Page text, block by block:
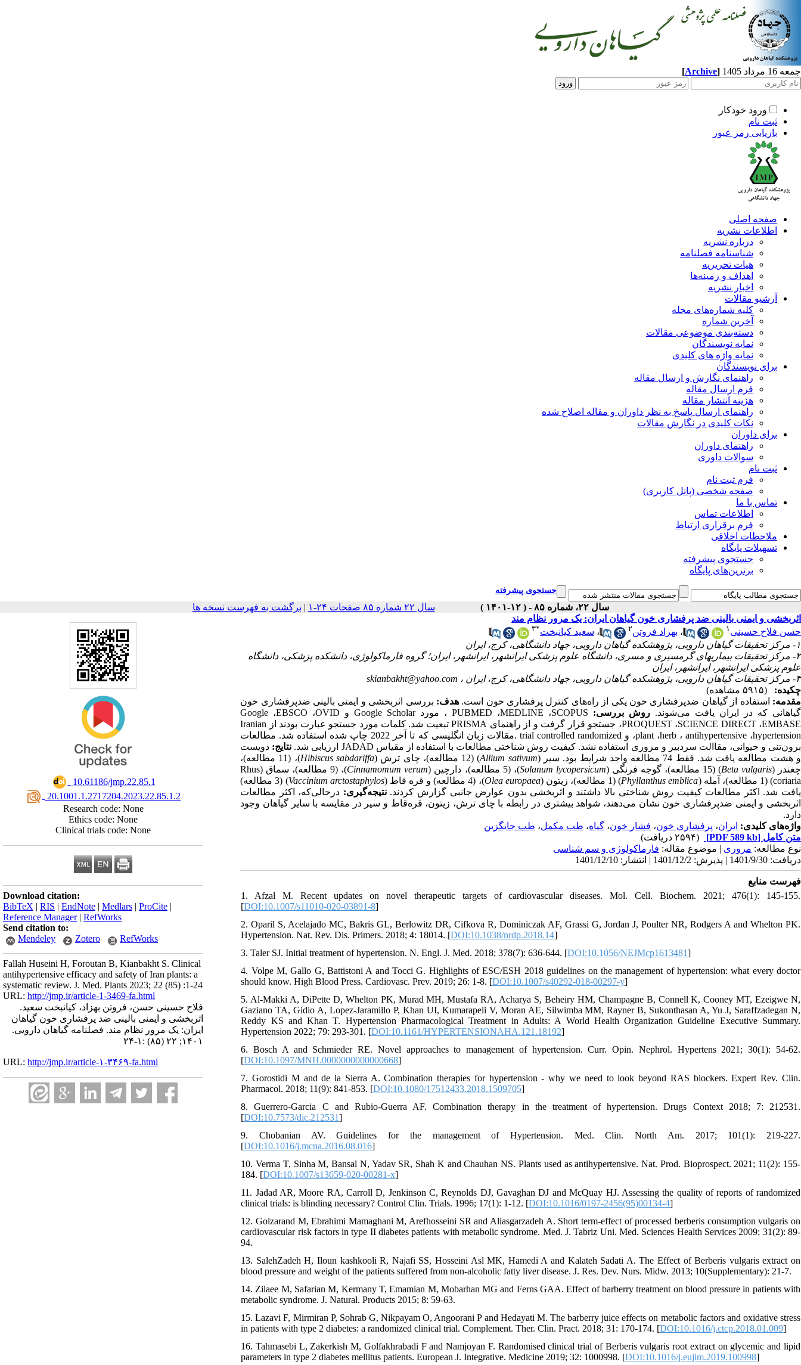
جمعه 16 مرداد 1405 [Archive]
ورود خودکار
ثبت نام
بازیابی رمز عبور
صفحه اصلی
اطلاعات نشریه
درباره نشریه
شناسنامه فصلنامه
هیات تحریریه
اهداف و زمینه‌ها
اخبار نشریه
آرشیو مقالات
کلیه شماره‌های مجله
آخرین شماره
دسته‌بندی موضوعی مقالات
نمایه نویسندگان
نمایه واژه های کلیدی
برای نویسندگان
راهنمای نگارش و ارسال مقاله
فرم ارسال مقاله
هزینه انتشار مقاله
راهنمای ارسال پاسخ به نظر داوران و مقاله اصلاح شده
نکات کلیدی در نگارش مقالات
برای داوران
راهنمای داوران
سوالات داوری
ثبت نام
فرم ثبت نام
صفحه شخصی (پانل کاربری)
تماس با ما
اطلاعات تماس
فرم برقراری ارتباط
ملاحظات اخلاقی
تسهیلات پایگاه
جستجوی پیشرفته
برترین‌های پایگاه
جستجوی پیشرفته
سال ۲۲، شماره ۸۵ - ( ۱۲-۱۴۰۱ ) سال ۲۲ شماره ۸۵ صفحات ۲۴-۱ | برگشت به فهرست نسخه ها
‎ 10.61186/jmp.22.85.1
‎ 20.1001.1.2717204.2023.22.85.1.2
Research code: None
Ethics code: None
Clinical trials code: None
Download citation:
BibTeX | RIS | EndNote | Medlars | ProCite |
Reference Manager| RefWorks
Send citation to:
Mendeley
Zotero RefWorks
Fallah Huseini H, Foroutan B, Kianbakht S. Clinical
antihypertensive efficacy and safety of Iran plants: a
systematic review. J. Med. Plants 2023; 22 (85) :1-24
URL: http://jmp.ir/article-1-3469-fa.html
فلاح حسینی حسن، فروتن بهزاد، کیانبخت سعید.
اثربخشی و ایمنی بالینی ضد پرفشاری خون گیاهان
ایران: یک مرور نظام ‎مند. فصلنامه گياهان دارویی.
۱۴۰۱; ۲۲ (۸۵) :۱-۲۴
URL: http://jmp.ir/article-۱-۳۴۶۹-fa.html
اثربخشی و ایمنی بالینی ضد پرفشاری خون گیاهان ایران: یک مرور نظام ‎مند
حسن فلاح حسینی ۱ ، بهزاد فروتن۲ ، سعید کیانبخت*۳
۱- مرکز تحقیقات گیاهان دارویی، پژوهشکده گیاهان دارویی، جهاد دانشگاهی، کرج، ایران
۲- مرکز تحقیقات بیماری‎های گرمسیری و مسری، دانشگاه علوم پزشکی ایرانشهر، ایرانشهر، ایران؛ گروه فارماکولوژی، دانشکده پزشکی، دانشگاه
علوم پزشکی ایرانشهر، ایرانشهر، ایران
۳- مرکز تحقیقات گیاهان دارویی، پژوهشکده گیاهان دارویی، جهاد دانشگاهی، کرج، ایران ،
skianbakht@yahoo.com
چکیده:
(۵۹۱۵ مشاهده)
مقدمه: استفاده از گیاهان ضدپرفشاری خون یکی از راه‌های کنترل پرفشاری خون است.هدف: بررسی اثربخشی و ایمنی بالینی ضدپرفشاری خون
گیاهانی که در ایران یافت می‌شوند. روش بررسی:
PUBMED ،MEDLINE ،SCOPUS ، مورد Google Scholar و Google ،EBSCO ،OVID
،PROQUEST ،SCIENCE DIRECT ،EMBASE جستجو قرار گرفت و از راهنمای PRISMA تبعیت شد. کلمات مورد جستجو عبارت بودند از Iranian
،plant ،herb ، antihypertensive ،hypertension و trial controlled randomized .مقالات زبان انگلیسی که تا آخر 2022 چاپ شده استفاده شد. مطالعات
برون‌تنی و حیوانی، مقاالت سردبیر و مروری استفاده نشد. کیفیت روش شناختی مطالعات با استفاده از مقیاس JADAD ارزیابی شد.
نتایج: دویست
و هشت مطالعه یافت شد. فقط 74 مطالعه واجد شرایط بود. سیر (
Allium sativum) (12 مطالعه)، چای ترش ( Hibiscus sabdariffa
)، (11 مطالعه)،
چغندر (Beta vulgaris) (15 مطالعه)، گوجه فرنگی ( Solanum lycopersicum)، (5 مطالعه)، دارچین ( Cinnamomum verum
)، (9 مطالعه)، سماق (Rhus
coriaria) (1 مطالعه)، آمله (
Phyllanthus emblica) (1 مطالعه)، زیتون ( Olea europaea)، (4 مطالعه) و قره قاط ( Vaccinium arctostaphylos
) (3 مطالعه)
یافت شد. اکثر مطالعات کیفیت روش شناختی بالا داشتند و اثربخشی بدون عوارض جانبی گزارش کردند.نتیجه‌گیری: درحالی‌که، اکثر مطالعات
اثربخشی و ایمنی ضدپرفشاری خون نشان می‌دهند، شواهد بیشتری در رابطه با چای ترش، زیتون، قره‌قاط و سیر در مقایسه با سایر گیاهان وجود
دارد.
واژه‌های کلیدی: ایران، پرفشاری خون، فشار خون، گیاه، طب مکمل، طب جایگزین
متن کامل [PDF 589 kb]
(۲۵۹۴ دریافت)
نوع مطالعه: مروری | موضوع مقاله: فارماكولوژی و سم شناسی
دریافت: 1401/9/30 | پذیرش: 1401/12/2 | انتشار: 1401/12/10
فهرست منابع
1. Afzal M. Recent updates on novel therapeutic targets of cardiovascular diseases. Mol. Cell. Biochem. 2021; 476(1): 145-155.
[DOI:10.1007/s11010-020-03891-8]
2. Oparil S, Acelajado MC, Bakris GL, Berlowitz DR, Cifkova R, Dominiczak AF, Grassi G, Jordan J, Poulter NR, Rodgers A and Whelton PK.
Hypertension. Nat. Rev. Dis. Primers. 2018; 4: 18014. [DOI:10.1038/nrdp.2018.14]
3. Taler SJ. Initial treatment of hypertension. N. Engl. J. Med. 2018; 378(7): 636-644. [DOI:10.1056/NEJMcp1613481]
4. Volpe M, Gallo G, Battistoni A and Tocci G. Highlights of ESC/ESH 2018 guidelines on the management of hypertension: what every doctor
should know. High Blood Press. Cardiovasc. Prev. 2019; 26: 1-8. [DOI:10.1007/s40292-018-00297-y]
5. Al-Makki A, DiPette D, Whelton PK, Murad MH, Mustafa RA, Acharya S, Beheiry HM, Champagne B, Connell K, Cooney MT, Ezeigwe N,
Gaziano TA, Gidio A, Lopez-Jaramillo P, Khan UI, Kumarapeli V, Moran AE, Silwimba MM, Rayner B, Sukonthasan A, Yu J, Saraffzadegan N,
Reddy KS and Khan T. Hypertension Pharmacological Treatment in Adults: A World Health Organization Guideline Executive Summary.
Hypertension 2022; 79: 293-301. [DOI:10.1161/HYPERTENSIONAHA.121.18192]
6. Bosch A and Schmieder RE. Novel approaches to management of hypertension. Curr. Opin. Nephrol. Hypertens 2021; 30(1): 54-62.
[DOI:10.1097/MNH.0000000000000668]
7. Gorostidi M and de la Sierra A. Combination therapies for hypertension - why we need to look beyond RAS blockers. Expert Rev. Clin.
Pharmacol. 2018; 11(9): 841-853. [DOI:10.1080/17512433.2018.1509705]
8. Guerrero-Garcia C and Rubio-Guerra AF. Combination therapy in the treatment of hypertension. Drugs Context 2018; 7: 212531.
[DOI:10.7573/dic.212531]
9. Chobanian AV. Guidelines for the management of Hypertension. Med. Clin. North Am. 2017; 101(1): 219-227.
[DOI:10.1016/j.mcna.2016.08.016]
10. Verma T, Sinha M, Bansal N, Yadav SR, Shah K and Chauhan NS. Plants used as antihypertensive. Nat. Prod. Bioprospect. 2021; 11(2): 155-
184. [DOI:10.1007/s13659-020-00281-x]
11. Jadad AR, Moore RA, Carroll D, Jenkinson C, Reynolds DJ, Gavaghan DJ and McQuay HJ. Assessing the quality of reports of randomized
clinical trials: is blinding necessary? Control Clin. Trials. 1996; 17(1): 1-12. [DOI:10.1016/0197-2456(95)00134-4]
12. Golzarand M, Ebrahimi Mamaghani M, Arefhosseini SR and Aliasgarzadeh A. Short term-effect of processed berberis consumption vulgaris on
cardiovascular risk factors in type II diabetes patients with metabolic syndrome. Med. J. Tabriz Uni. Med. Sciences Health Services 2009; 31(2): 89-
94.
13. SalehZadeh H, Iloun kashkooli R, Najafi SS, Hosseini Asl MK, Hamedi A and Kalateh Sadati A. The Effect of Berberis vulgaris extract on
blood pressure and weight of the patients suffered from non-alcoholic fatty liver disease. J. Res. Dev. Nurs. Midw. 2013; 10(Supplementary): 21-7.
14. Zilaee M, Safarian M, Kermany T, Emamian M, Mobarhan MG and Ferns GAA. Effect of barberry treatment on blood pressure in patients with
metabolic syndrome. J. Natural. Products 2015; 8: 59-63.
15. Lazavi F, Mirmiran P, Sohrab G, Nikpayam O, Angoorani P and Hedayati M. The barberry juice effects on metabolic factors and oxidative stress
in patients with type 2 diabetes: a randomized clinical trial. Complement. Ther. Clin. Pract. 2018; 31: 170-174. [DOI:10.1016/j.ctcp.2018.01.009]
16. Tahmasebi L, Zakerkish M, Golfakhrabadi F and Namjoyan F. Randomised clinical trial of Berberis vulgaris root extract on glycemic and lipid
parameters in type 2 diabetes mellitus patients. European J. Integrative. Medicine 2019; 32: 1000998. [DOI:10.1016/j.eujim.2019.100998]